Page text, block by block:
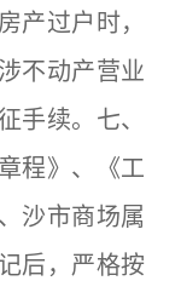
产过户时，
不动产营业
手续。七、
程》、《工
沙市商场属
后，严格按